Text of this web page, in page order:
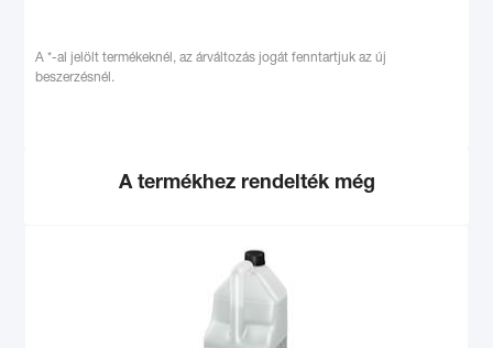
A *-al jelölt termékeknél, az árváltozás jogát fenntartjuk az új
beszerzésnél.
A termékhez rendelték még